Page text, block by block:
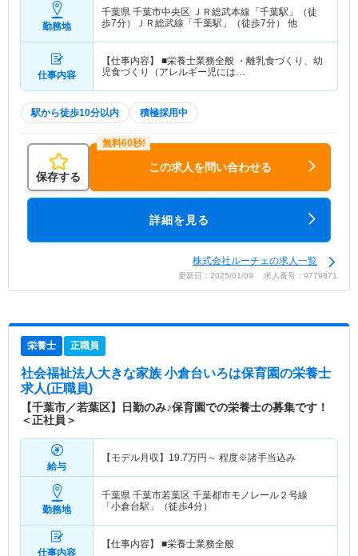
勤務地
千葉県 千葉市中央区 ＪＲ総武本線「千葉駅」（徒
歩7分）ＪＲ総武線「千葉駅」（徒歩7分） 他
仕事内容
【仕事内容】 ■栄養士業務全般 ・離乳食づくり、幼
児食づくり（アレルギー児には…
駅から徒歩10分以内 積極採用中
保存する
この求人を問い合わせる
詳細を見る
株式会社ルーチェの求人一覧
更新日：2025/01/09 求人番号：9779871
栄養士 正職員
社会福祉法人大きな家族 小倉台いろは保育園の栄養士
求人(正職員)
【千葉市／若葉区】日勤のみ♪保育園での栄養士の募集です！
＜正社員＞
給与
【モデル月収】 19.7万円～ 程度※諸手当込み
勤務地
千葉県 千葉市若葉区 千葉都市モノレール２号線
「小倉台駅」（徒歩4分）
仕事内容
【仕事内容】 ■栄養士業務全般